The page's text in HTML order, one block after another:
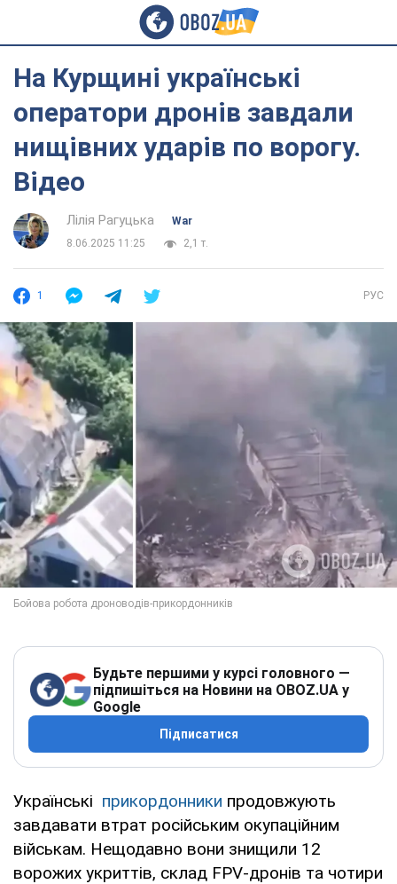
На Курщині українські
оператори дронів завдали
нищівних ударів по ворогу.
Відео
Лілія Рагуцька
War
8.06.2025 11:25
2,1 т.
1 РУС
Будьте першими у курсі головного —
підпишіться на Новини на OBOZ.UA у
Google
Підписатися
Українські прикордонники продовжують
завдавати втрат російським окупаційним
військам. Нещодавно вони знищили 12
ворожих укриттів, склад FPV-дронів та чотири